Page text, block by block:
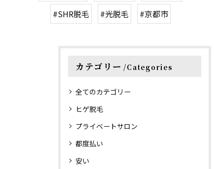
#SHR脱毛
#光脱毛 #京都市
カテゴリー Categories
全てのカテゴリー
ヒゲ脱毛
プライベートサロン
都度払い
安い